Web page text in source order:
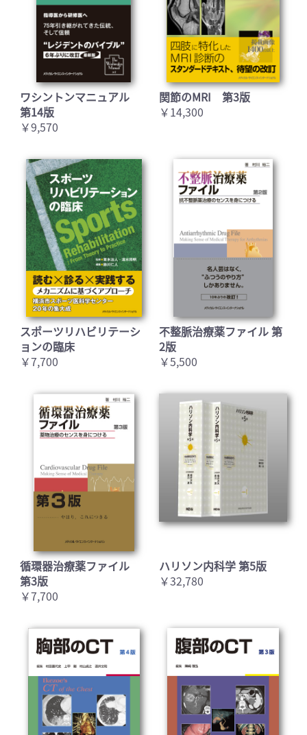
ワシントンマニュアル
第14版
￥9,570
関節のMRI 第3版
￥14,300
スポーツリハビリテーシ
ョンの臨床
￥7,700
不整脈治療薬ファイル 第
2版
￥5,500
循環器治療薬ファイル
第3版
￥7,700
ハリソン内科学 第5版
￥32,780